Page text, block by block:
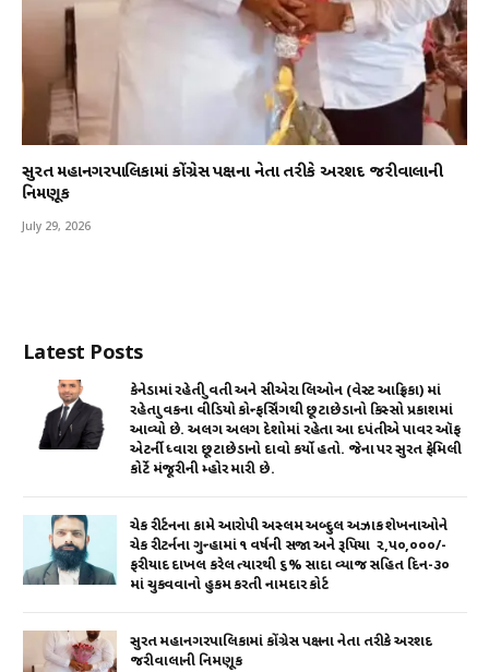
સુરત મહાનગરપાલિકામાં કોંગ્રેસ પક્ષના નેતા તરીકે અરશદ જરીવાલાની
નિમણૂક
July 29, 2026
Latest Posts
કેનેડામાં રહેતી યુવતી અને સીએરા લિઓન (વેસ્ટ આફ્રિકા) માં
રહેતા યુવકના વીડિયો કોન્ફર્સિંગથી છૂટાછેડાનો કિસ્સો પ્રકાશમાં
આવ્યો છે. અલગ અલગ દેશોમાં રહેતા આ દપંતીએ પાવર ઑફ
એટર્ની ધ્વારા છૂટાછેડાનો દાવો કર્યો હતો. જેના પર સુરત ફેમિલી
કોર્ટે મંજૂરીની મ્હોર મારી છે.
ચેક રીર્ટનના કામે આરોપી અસ્લમ અબ્દુલ અઝાક શેખનાઓને
ચેક રીટર્નના ગુન્હામાં ૧ વર્ષની સજા અને રૂપિયા ₹ ૨,૫૦,૦૦૦/-
ફરીયાદ દાખલ કરેલ ત્યારથી ૬% સાદા વ્યાજ સહિત દિન-૩૦
માં ચુકવવાનો હુકમ કરતી નામદાર કોર્ટ
સુરત મહાનગરપાલિકામાં કોંગ્રેસ પક્ષના નેતા તરીકે અરશદ
જરીવાલાની નિમણૂક